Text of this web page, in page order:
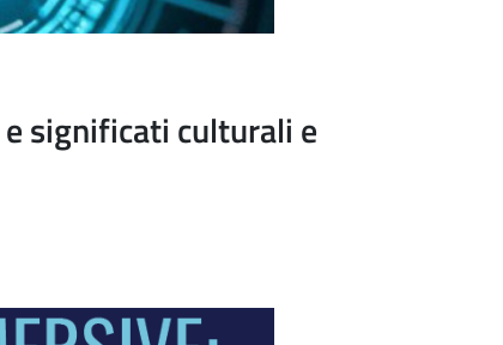
significati culturali e